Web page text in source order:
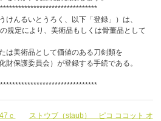
けんるいとうろく、以下「登録」）は、
規定により、美術品もしくは骨董品として
は美術品として価値のある刀剣類を
財保護委員会）が登録する手続である。
ｃ
ストウブ（staub） ピコ ココット オ